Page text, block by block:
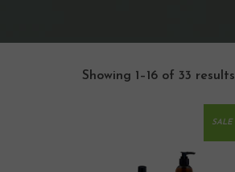
Showing 1–16 of 33 results
SALE